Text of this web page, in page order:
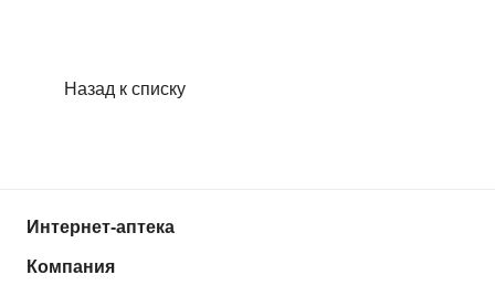
Назад к списку
Интернет-аптека
Компания